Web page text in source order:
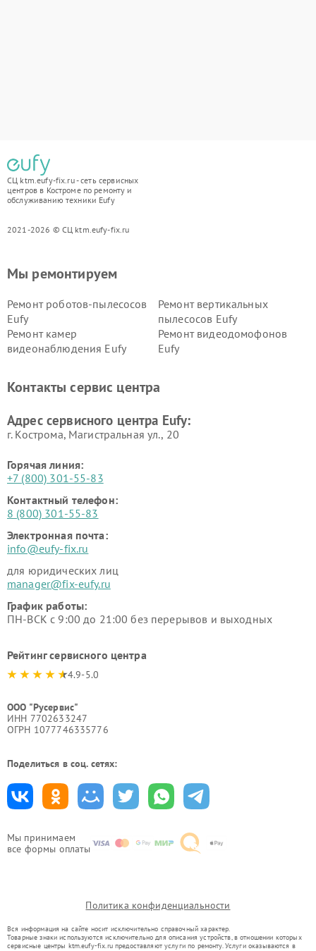
СЦ ktm.eufy-fix.ru - сеть сервисных
центров в Костроме по ремонту и
обслуживанию техники Eufy
2021-2026 © СЦ ktm.eufy-fix.ru
Мы принимаем
все формы оплаты
Мы ремонтируем
Ремонт роботов-пылесосов
Eufy
Ремонт вертикальных
пылесосов Eufy
Ремонт камер
видеонаблюдения Eufy
Ремонт видеодомофонов
Eufy
Контакты сервис центра
Адрес сервисного центра Eufy:
г. Кострома, Магистральная ул., 20
Горячая линия:
+7 (800) 301-55-83
Контактный телефон:
8 (800) 301-55-83
Электронная почта:
info@eufy-fix.ru
для юридических лиц
manager@fix-eufy.ru
График работы:
ПН-ВСК с 9:00 до 21:00 без перерывов и выходных
Рейтинг сервисного центра
4.9-5.0
ООО "Русервис"
ИНН 7702633247
ОГРН 1077746335776
Поделиться в соц. сетях:
Политика конфиденциальности
Вся информация на сайте носит исключительно справочный характер.
Товарные знаки используются исключительно для описания устройств, в отношении которых
сервисные центры ktm.eufy-fix.ru предоставляют услуги по ремонту. Услуги оказываются в